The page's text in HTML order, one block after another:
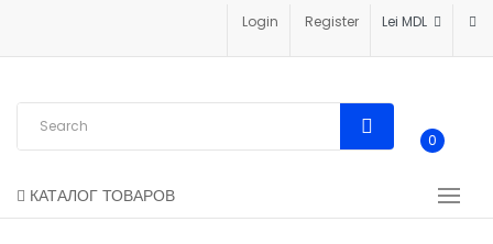
Login Register
0
КАТАЛОГ ТОВАРОВ